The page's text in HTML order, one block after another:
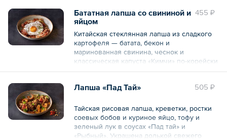
Общий вес – 400 г
455 ₽
Бататная лапша со свининой и
яйцом
Китайская стеклянная лапша из сладкого
картофеля — батата, бекон и
маринованная свинина, чеснок и
классическая капуста «Кимчи» по-корейски
— с обжаренным яйцом и украшением из
шинкованного зелёного лука.
Общий вес – 415 г
505 ₽
Лапша «Пад Тай»
Тайская рисовая лапша, креветки, ростки
соевых бобов и куриное яйцо, тофу и
зеленый лук в соусах «Пад тай» и
«Рыбный». Украшена долькой свежего